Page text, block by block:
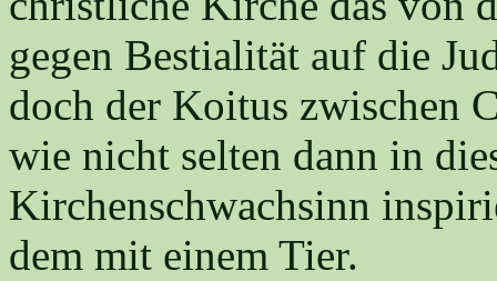
gegen Bestialität auf die
doch der Koitus zwischen
wie nicht selten dann in
Kirchenschwachsinn
dem mit einem Tier.